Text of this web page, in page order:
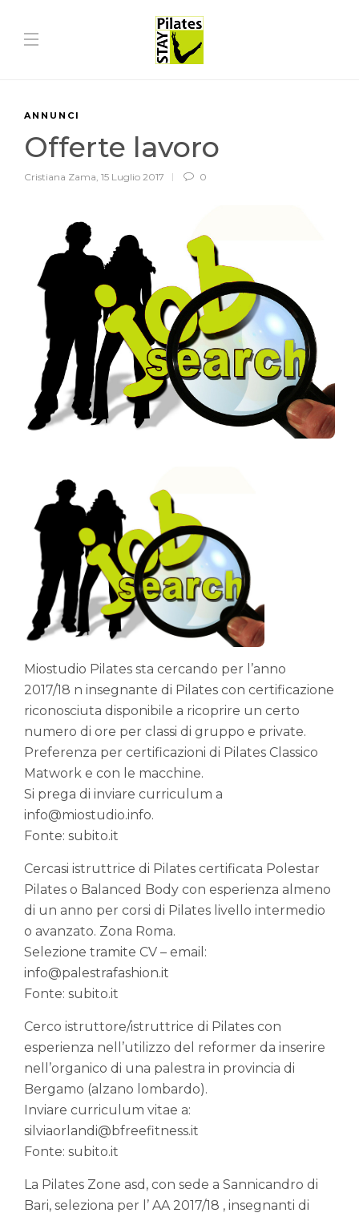
ANNUNCI
Offerte lavoro
Cristiana Zama, 15 Luglio 2017 0
Miostudio Pilates sta cercando per l’anno
2017/18 n insegnante di Pilates con certificazione
riconosciuta disponibile a ricoprire un certo
numero di ore per classi di gruppo e private.
Preferenza per certificazioni di Pilates Classico
Matwork e con le macchine.
Si prega di inviare curriculum a
info@miostudio.info.
Fonte: subito.it
Cercasi istruttrice di Pilates certificata Polestar
Pilates o Balanced Body con esperienza almeno
di un anno per corsi di Pilates livello intermedio
o avanzato. Zona Roma.
Selezione tramite CV – email:
info@palestrafashion.it
Fonte: subito.it
Cerco istruttore/istruttrice di Pilates con
esperienza nell’utilizzo del reformer da inserire
nell’organico di una palestra in provincia di
Bergamo (alzano lombardo).
Inviare curriculum vitae a:
silviaorlandi@bfreefitness.it
Fonte: subito.it
La Pilates Zone asd, con sede a Sannicandro di
Bari, seleziona per l’ AA 2017/18 , insegnanti di